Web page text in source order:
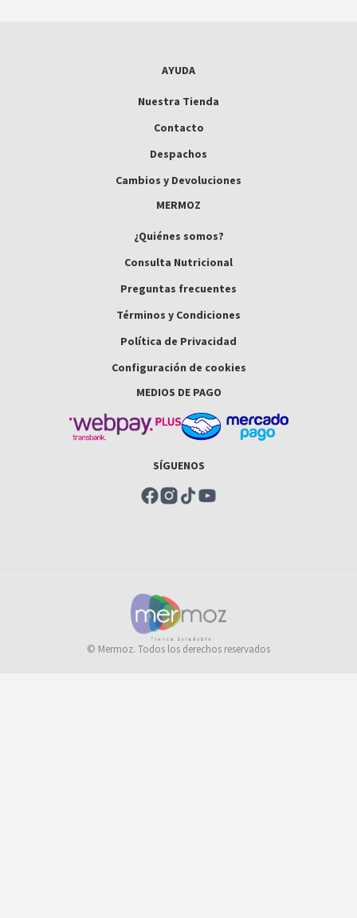
AYUDA
Nuestra Tienda
Contacto
Despachos
Cambios y Devoluciones
MERMOZ
¿Quiénes somos?
Consulta Nutricional
Preguntas frecuentes
Términos y Condiciones
Política de Privacidad
Configuración de cookies
MEDIOS DE PAGO
SÍGUENOS
© Mermoz. Todos los derechos reservados